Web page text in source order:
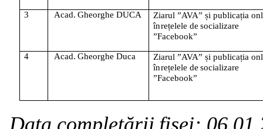
3 Acad. Gheorghe DUCA
Ziarul ”AVA” și publicația
înrețelele de socializare
”Facebook”
4 Acad. Gheorghe Duca
Ziarul ”AVA” și publicația
înrețelele de socializare
”Facebook”
Data completării fișei: